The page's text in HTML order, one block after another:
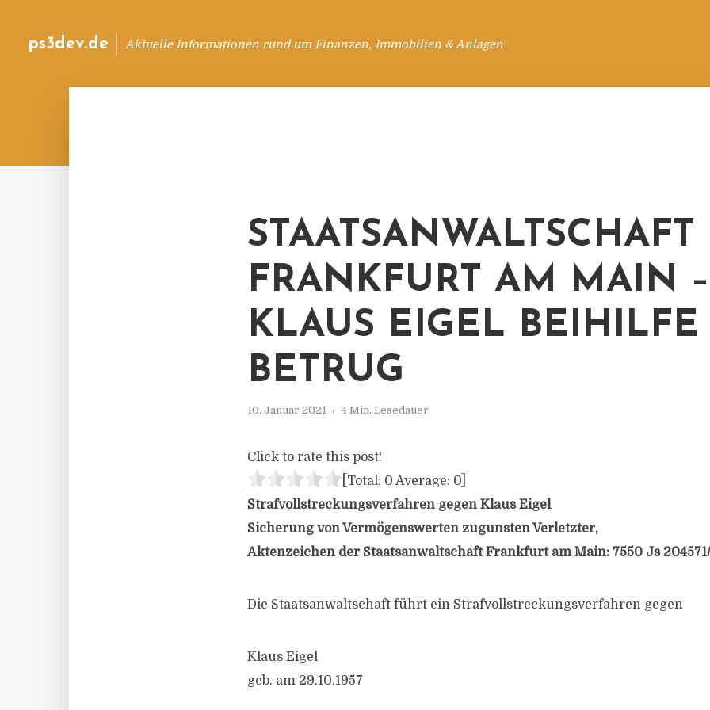
ps3dev.de Aktuelle Informationen rund um Finanzen, Immobilien & Anlagen
STAATSANWALTSCHAFT
FRANKFURT AM MAIN –
KLAUS EIGEL BEIHILFE
BETRUG
10. Januar 2021 4 Min. Lesedauer
Click to rate this post!
[Total: 0 Average: 0
Strafvollstreckungsverfahren gegen Klaus Eigel
Sicherung von Vermögenswerten zugunsten Verletzter,
Aktenzeichen der Staatsanwaltschaft Frankfurt am Main: 7550 Js
Die Staatsanwaltschaft führt ein Strafvollstreckungsverfahren gegen
Klaus Eigel
geb. am 29.10.1957